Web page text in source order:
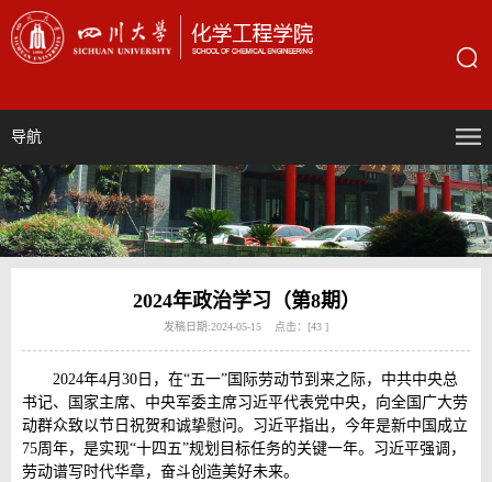
导航
2024年政治学习（第8期）
发稿日期:2024-05-15 点击：[43 ]
2024年4月30日，在“五一”国际劳动节到来之际，中共中央总
书记、国家主席、中央军委主席习近平代表党中央，向全国广大劳
动群众致以节日祝贺和诚挚慰问。习近平指出，今年是新中国成立
75周年，是实现“十四五”规划目标任务的关键一年。习近平强调，
劳动谱写时代华章，奋斗创造美好未来。